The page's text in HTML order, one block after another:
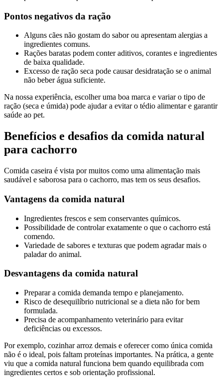
Pontos negativos da ração
Alguns cães não gostam do sabor ou apresentam alergias a
ingredientes comuns.
Rações baratas podem conter aditivos, corantes e ingredientes
de baixa qualidade.
Excesso de ração seca pode causar desidratação se o animal
não beber água suficiente.
Na nossa experiência, escolher uma boa marca e variar o tipo de
ração (seca e úmida) pode ajudar a evitar o tédio alimentar e garantir
saúde ao pet.
Benefícios e desafios da comida natural
para cachorro
Comida caseira é vista por muitos como uma alimentação mais
saudável e saborosa para o cachorro, mas tem os seus desafios.
Vantagens da comida natural
Ingredientes frescos e sem conservantes químicos.
Possibilidade de controlar exatamente o que o cachorro está
comendo.
Variedade de sabores e texturas que podem agradar mais o
paladar do animal.
Desvantagens da comida natural
Preparar a comida demanda tempo e planejamento.
Risco de desequilíbrio nutricional se a dieta não for bem
formulada.
Precisa de acompanhamento veterinário para evitar
deficiências ou excessos.
Por exemplo, cozinhar arroz demais e oferecer como única comida
não é o ideal, pois faltam proteínas importantes. Na prática, a gente
viu que a comida natural funciona bem quando equilibrada com
ingredientes certos e sob orientação profissional.